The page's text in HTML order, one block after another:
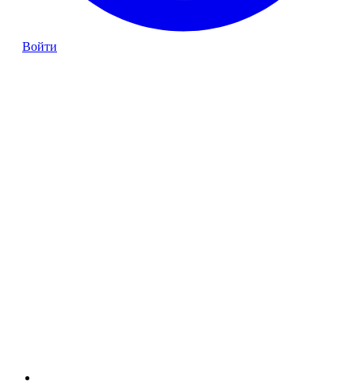
Войти